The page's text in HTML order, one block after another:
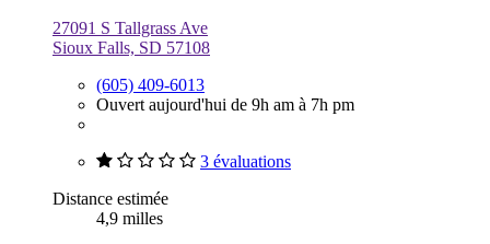
27091 S Tallgrass Ave
Sioux Falls, SD 57108
(605) 409-6013
Ouvert aujourd'hui de 9h am à 7h pm
3 évaluations
Distance estimée
4,9 milles